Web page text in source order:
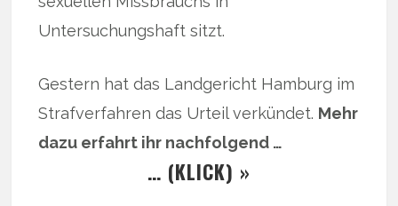
Untersuchungshaft sitzt.
Gestern hat das Landgericht Hamburg im
Strafverfahren das Urteil verkündet. Mehr
dazu erfahrt ihr nachfolgend …
… (KLICK) »